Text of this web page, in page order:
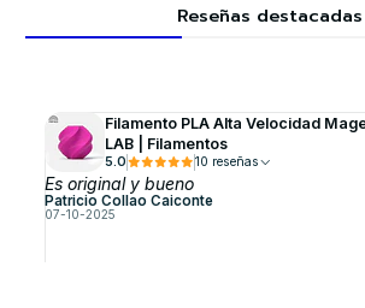
Reseñas destacadas
Filamento PLA Alta Velocidad
LAB | Filamentos
5.0 10 reseñas
Es original y bueno
Patricio Collao Caiconte
07-10-2025